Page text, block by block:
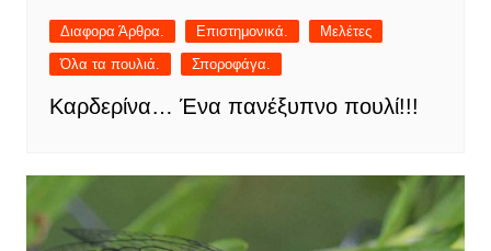
Διαφορα Άρθρα. Επιστημονικά.
Μελέτες
Όλα τα πουλιά.
Σποροφάγα.
Καρδερίνα… Ένα πανέξυπνο πουλί!!!